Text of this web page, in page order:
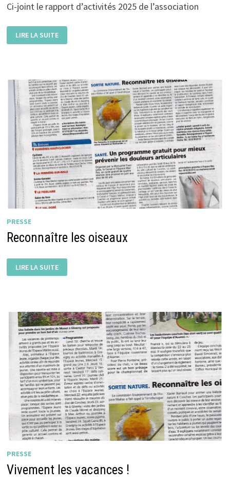
Ci-joint le rapport d’activités 2025 de l’association
D’ACTIVITÉS
ASSEMBLÉE
2026
LIRE LA SUITE
PRESSE
Reconnaître les oiseaux
LES
OISEAUX
LIRE LA SUITE
PRESSE
Vivement les vacances !